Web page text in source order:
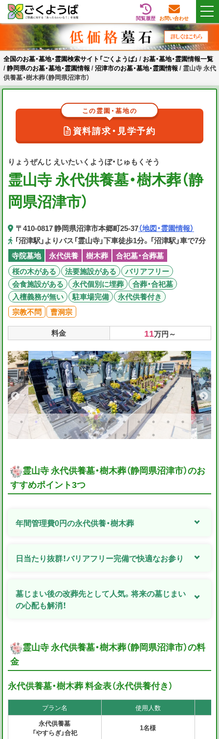
Skip
content
全国のお墓・墓地・霊園検索サイト「ごくようば」
ご供養をもっと身近に
閲覧履歴 お問い合わせ
全国のお墓・墓地・霊園検索サイト「ごくようば」 / お墓・墓地・霊園情報一覧
/静岡県のお墓・墓地・霊園情報 /沼津市のお墓・墓地・霊園情報 / 霊山寺 永代
供養墓・樹木葬（静岡県沼津市）
りょうぜんじ えいたいくようぼ・じゅもくそう
霊山寺 永代供養墓・樹木葬（静
岡県沼津市）
〒410-0817 静岡県沼津市本郷町25-37（地図・霊園情報）
「沼津駅」よりバス「霊山寺」下車徒歩1分。「沼津駅」車で7分
この霊園・墓地の
資料請求・見学予約
寺院墓地 永代供養 樹木葬
合祀墓・合葬墓
桜の木がある
法要施設がある
バリアフリー
会食施設がある
永代個別に埋葬
合葬・合祀墓
入檀義務が無い
駐車場完備
永代供養付き
宗教不問
曹洞宗
料金
11万円～
霊山寺 永代供養墓・樹木葬（静岡県沼津市）のお
すすめポイント3つ
年間管理費0円の永代供養・樹木葬
日当たり抜群！バリアフリー完備で快適なお参り
墓じまい後の改葬先として人気。将来の墓じまい
の心配も解消！
霊山寺 永代供養墓・樹木葬（静岡県沼津市）の料
金
永代供養墓・樹木葬 料金表（永代供養付き）
プラン名 使用人数
永代供養墓
「やすらぎ」合祀
1名様